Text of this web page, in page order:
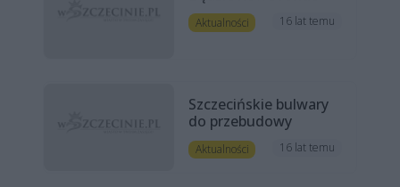
Aktualności 16 lat temu
Szczecińskie bulwary
do przebudowy
Aktualności 16 lat temu